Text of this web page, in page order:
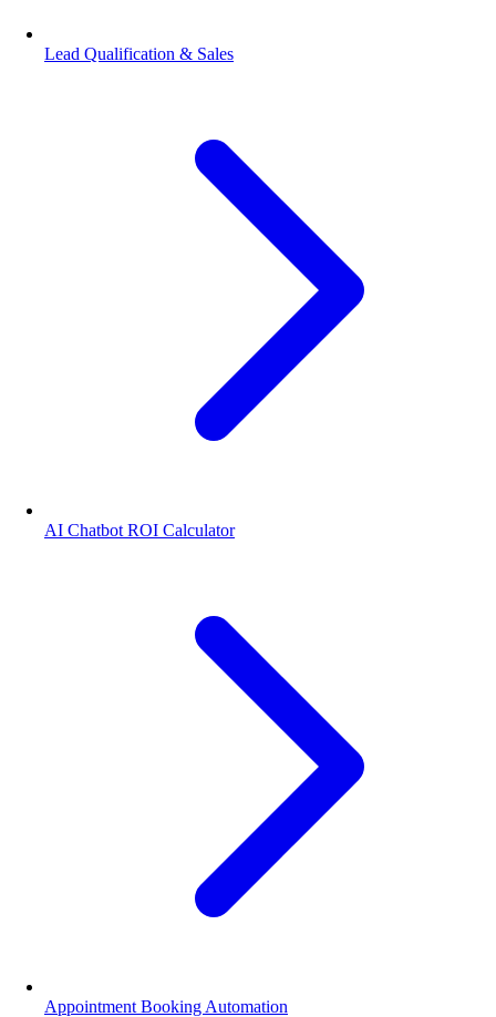
Lead Qualification & Sales
AI Chatbot ROI Calculator
Appointment Booking Automation